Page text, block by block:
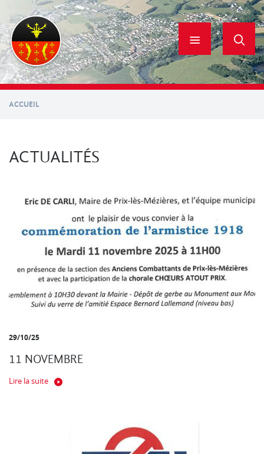
contenu
principal
ACCUEIL
ACTUALITÉS
29/10/25
11 NOVEMBRE
Lire la suite